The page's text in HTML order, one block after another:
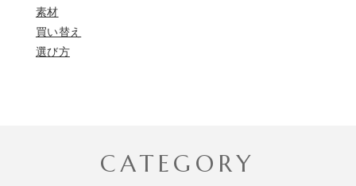
素材
買い替え
選び方
CATEGORY